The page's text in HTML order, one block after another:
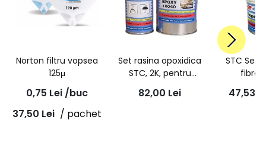
Norton filtru vopsea
125μ
0,75 Lei /buc
37,50 Lei / pachet
Set rasina opoxidica
STC, 2K, pentru
turnare , A+B 0.504Kg
- 10040
82,00 Lei
STC Set
fibra
47,53